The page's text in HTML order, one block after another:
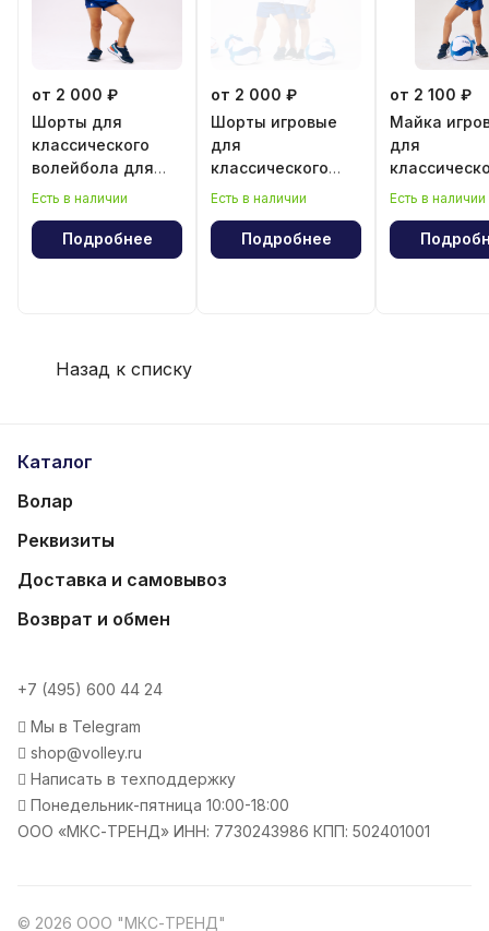
от 2 000 ₽
Шорты для
классического
волейбола для
девочки
Есть в наличии
Подробнее
от 2 000 ₽
Шорты игровые
для
классического
волейбола для
Есть в наличии
Подробнее
от 2 100 ₽
Майка
для
волейбола
Есть в наличии
Назад к списку
Каталог
Волар
Реквизиты
Доставка и самовывоз
Возврат и обмен
+7 (495) 600 44 24
Мы в Telegram
shop@volley.ru
Написать в техподдержку
Понедельник-пятница 10:00-18:00
ООО «МКС-ТРЕНД» ИНН: 7730243986 КПП: 502401001
© 2026 ООО "МКС-ТРЕНД"